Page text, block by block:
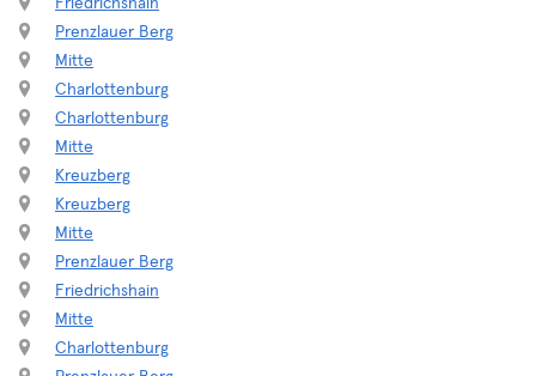
Friedrichshain
Prenzlauer Berg
Mitte
Charlottenburg
Charlottenburg
Mitte
Kreuzberg
Kreuzberg
Mitte
Prenzlauer Berg
Friedrichshain
Mitte
Charlottenburg